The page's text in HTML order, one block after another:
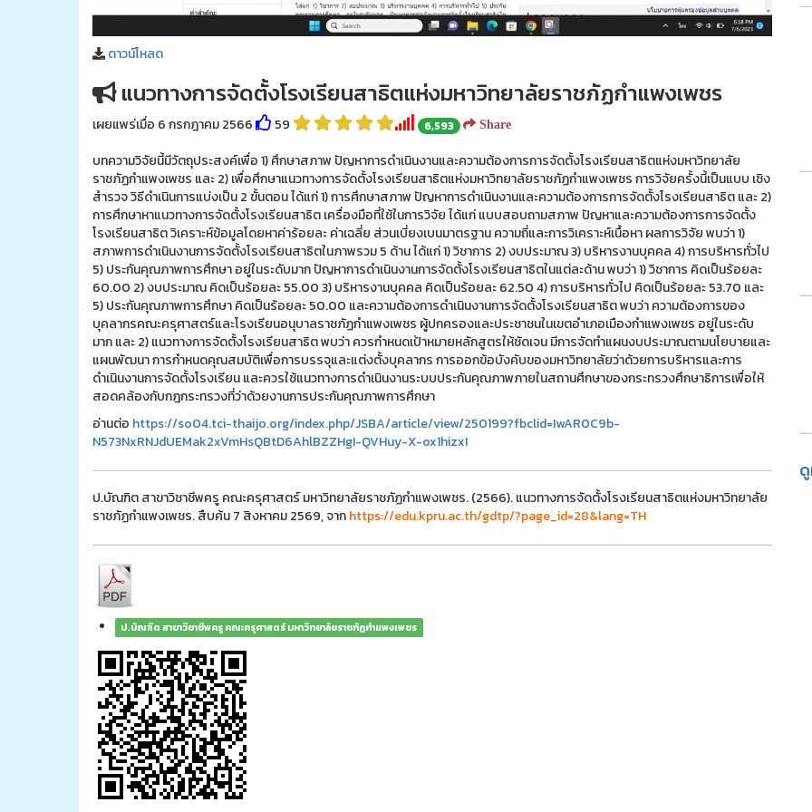
ดาวน์โหลด
แนวทางการจัดตั้งโรงเรียนสาธิตแห่งมหาวิทยาลัยราชภัฏกำแพงเพชร
เผยแพร่เมื่อ 6 กรกฎาคม 2566 59 6,593 Share
บทความวิจัยนี้มีวัตถุประสงค์เพื่อ 1) ศึกษาสภาพ ปัญหาการดำเนินงานและความต้องการการจัดตั้งโรงเรียนสาธิตแห่งมหาวิทยาลัย
ราชภัฏกำแพงเพชร และ 2) เพื่อศึกษาแนวทางการจัดตั้งโรงเรียนสาธิตแห่งมหาวิทยาลัยราชภัฏกำแพงเพชร การวิจัยครั้งนี้เป็นแบบ เชิง
สำรวจ วิธีดำเนินการแบ่งเป็น 2 ขั้นตอน ได้แก่ 1) การศึกษาสภาพ ปัญหาการดำเนินงานและความต้องการการจัดตั้งโรงเรียนสาธิต และ 2)
การศึกษาหาแนวทางการจัดตั้งโรงเรียนสาธิต เครื่องมือที่ใช้ในการวิจัย ได้แก่ แบบสอบถามสภาพ ปัญหาและความต้องการการจัดตั้ง
โรงเรียนสาธิต วิเคราะห์ข้อมูลโดยหาค่าร้อยละ ค่าเฉลี่ย ส่วนเบี่ยงเบนมาตรฐาน ความถี่และการวิเคราะห์เนื้อหา ผลการวิจัย พบว่า 1)
สภาพการดำเนินงานการจัดตั้งโรงเรียนสาธิตในภาพรวม 5 ด้าน ได้แก่ 1) วิชาการ 2) งบประมาณ 3) บริหารงานบุคคล 4) การบริหารทั่วไป
5) ประกันคุณภาพการศึกษา อยู่ในระดับมาก ปัญหาการดำเนินงานการจัดตั้งโรงเรียนสาธิตในแต่ละด้าน พบว่า 1) วิชาการ คิดเป็นร้อยละ
60.00 2) งบประมาณ คิดเป็นร้อยละ 55.00 3) บริหารงานบุคคล คิดเป็นร้อยละ 62.50 4) การบริหารทั่วไป คิดเป็นร้อยละ 53.70 และ
5) ประกันคุณภาพการศึกษา คิดเป็นร้อยละ 50.00 และความต้องการดำเนินงานการจัดตั้งโรงเรียนสาธิต พบว่า ความต้องการของ
บุคลากรคณะครุศาสตร์และโรงเรียนอนุบาลราชภัฏกำแพงเพชร ผู้ปกครองและประชาชนในเขตอำเภอเมืองกำแพงเพชร อยู่ในระดับ
มาก และ 2) แนวทางการจัดตั้งโรงเรียนสาธิต พบว่า ควรกำหนดเป้าหมายหลักสูตรให้ชัดเจน มีการจัดทำแผนงบประมาณตามนโยบายและ
แผนพัฒนา การกำหนดคุณสมบัติเพื่อการบรรจุและแต่งตั้งบุคลากร การออกข้อบังคับของมหาวิทยาลัยว่าด้วยการบริหารและการ
ดำเนินงานการจัดตั้งโรงเรียน และควรใช้แนวทางการดำเนินงานระบบประกันคุณภาพภายในสถานศึกษาของกระทรวงศึกษาธิการเพื่อให้
สอดคล้องกับกฎกระทรวงที่ว่าด้วยงานการประกันคุณภาพการศึกษา
อ่านต่อ https://so04.tci-thaijo.org/index.php/JSBA/article/view/250199?fbclid=IwAR0C9b-
N573NxRNJdUEMak2xVmHsQBtD6AhlBZZHgI-QVHuy-X-ox1hizxI
ป.บัณฑิต สาขาวิชาชีพครู คณะครุศาสตร์ มหาวิทยาลัยราชภัฏกำแพงเพชร. (2566). แนวทางการจัดตั้งโรงเรียนสาธิตแห่งมหาวิทยาลัย
ราชภัฏกำแพงเพชร. สืบค้น 7 สิงหาคม 2569, จากhttps://edu.kpru.ac.th/gdtp/?page_id=28&lang=TH
ป.บัณฑิต สาขาวิชาชีพครู คณะครุศาสตร์ มหาวิทยาลัยราชภัฏกำแพงเพชร